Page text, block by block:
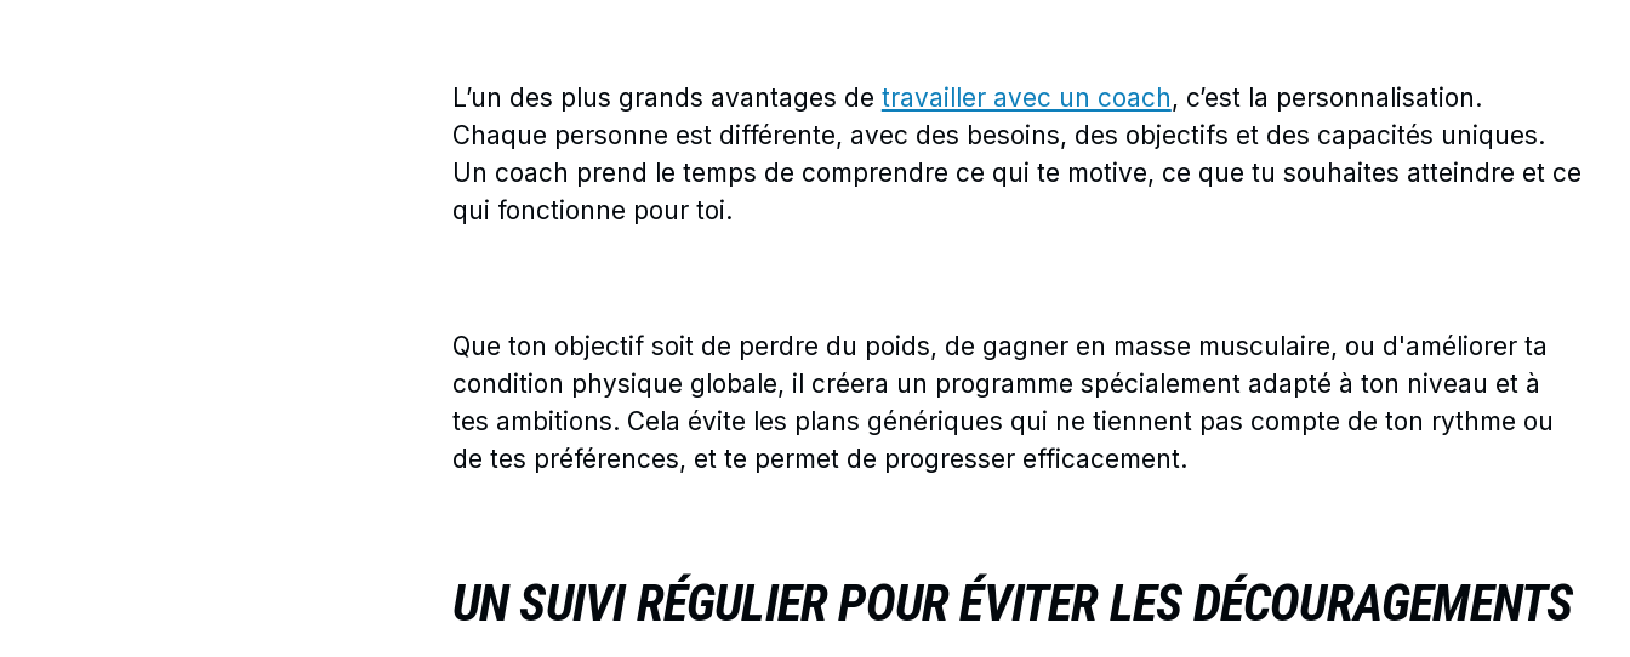
L’un des plus grands avantages de travailler avec un coach, c’est la personnalisation.
Chaque personne est différente, avec des besoins, des objectifs et des capacités uniques.
Un coach prend le temps de comprendre ce qui te motive, ce que tu souhaites atteindre et ce
qui fonctionne pour toi.
Que ton objectif soit de perdre du poids, de gagner en masse musculaire, ou d'améliorer ta
condition physique globale, il créera un programme spécialement adapté à ton niveau et à
tes ambitions. Cela évite les plans génériques qui ne tiennent pas compte de ton rythme ou
de tes préférences, et te permet de progresser efficacement.
UN SUIVI RÉGULIER POUR ÉVITER LES DÉCOURAGEMENTS